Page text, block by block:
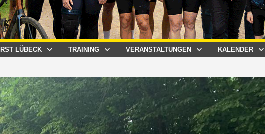
RST LÜBECK TRAINING VERANSTALTUNGEN KALENDER